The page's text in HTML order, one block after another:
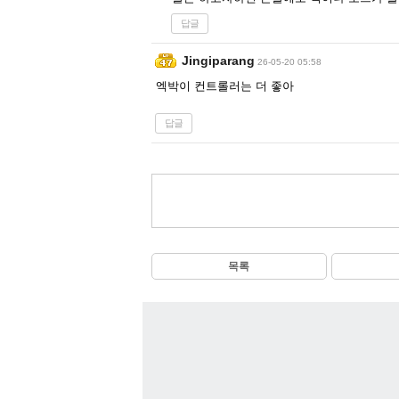
답글
Jingiparang 26-05-20 05:58
엑박이 컨트롤러는 더 좋아
답글
목록